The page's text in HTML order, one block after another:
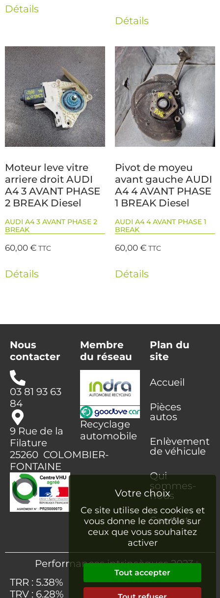
Détails
Détails
Moteur leve vitre
arriere droit AUDI
A4 3 AVANT PHASE
2 BREAK Diesel
AUDI A4 3 AVANT PHASE 2
BREAK
60,00€ TTC
Détails
Pivot de moyeu
avant gauche AUDI
A4 4 AVANT PHASE
1 BREAK Diesel
AUDI A4 4 AVANT PHASE 1
BREAK
60,00€ TTC
Détails
Nous
contacter
03 81 93 63
84
9 Rue de la
Filature
25260 COLOMBIER-
FONTAINE
Membre
du réseau
Recyclage
automobile
Plan du
site
Accueil
Pièces
autos
Enlèvement
de véhicule
Qui
sommes-
nous
Contact
Performances intrinsèques 2023 :
TRR : 5.38%
TRV : 6.28%
Ce site utilise des cookies et
vous donne le contrôle sur
ceux que vous souhaitez
activer
Tout accepter